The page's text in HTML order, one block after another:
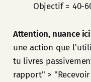
Objectif = 40-
Attention, nuance ici
une action que
tu livres
rapport" >